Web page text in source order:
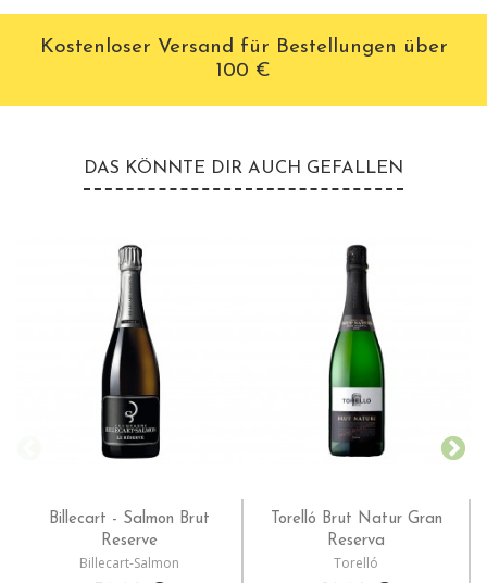
Kostenloser Versand für Bestellungen über
100 €
DAS KÖNNTE DIR AUCH GEFALLEN
Billecart - Salmon Brut
Reserve
Billecart-Salmon
Torelló Brut Natur Gran
Reserva
Torelló